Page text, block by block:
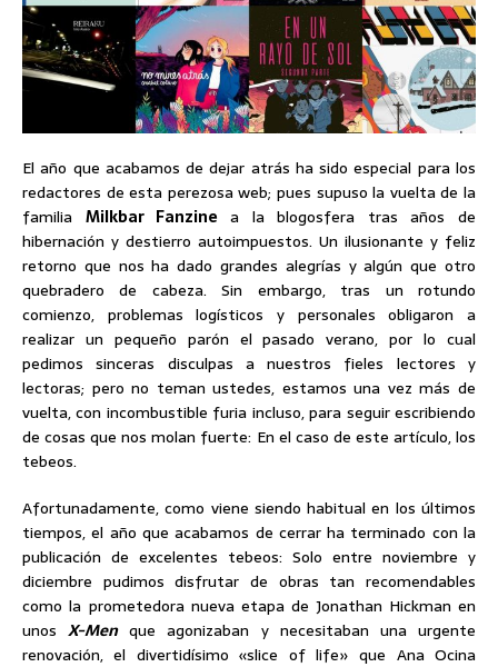
El año que acabamos de dejar atrás ha sido especial para los
redactores de esta perezosa web; pues supuso la vuelta de la
familia Milkbar Fanzine a la blogosfera tras años de
hibernación y destierro autoimpuestos. Un ilusionante y feliz
retorno que nos ha dado grandes alegrías y algún que otro
quebradero de cabeza. Sin embargo, tras un rotundo
comienzo, problemas logísticos y personales obligaron a
realizar un pequeño parón el pasado verano, por lo cual
pedimos sinceras disculpas a nuestros fieles lectores y
lectoras; pero no teman ustedes, estamos una vez más de
vuelta, con incombustible furia incluso, para seguir escribiendo
de cosas que nos molan fuerte: En el caso de este artículo, los
tebeos.
Afortunadamente, como viene siendo habitual en los últimos
tiempos, el año que acabamos de cerrar ha terminado con la
publicación de excelentes tebeos: Solo entre noviembre y
diciembre pudimos disfrutar de obras tan recomendables
como la prometedora nueva etapa de Jonathan Hickman en
unosX-Menque agonizaban y necesitaban una urgente
renovación, el divertidísimo «slice of life» que Ana Ocina